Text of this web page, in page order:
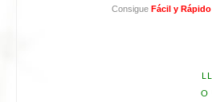
Consigue Fácil y Rápido
O